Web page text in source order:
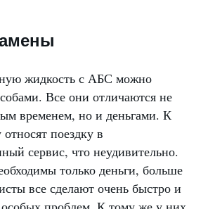
жидкость с АБС можно
Все они отличаются не
временем, но и деньгами. К
поездку в
сервис, что неудивительно.
только деньги, больше
все сделают очень быстро и